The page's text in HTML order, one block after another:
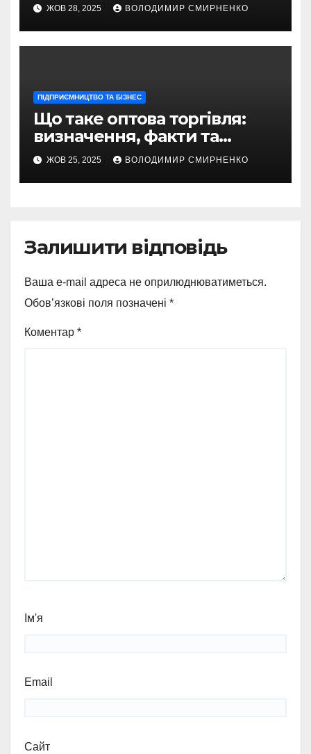
ЖОВ 28, 2025 ВОЛОДИМИР СМИРНЕНКО
ПІДПРИЄМНИЦТВО ТА БІЗНЕС
Що таке оптова торгівля:
визначення, факти та
нюанси
ЖОВ 25, 2025 ВОЛОДИМИР СМИРНЕНКО
Залишити відповідь
Ваша e-mail адреса не оприлюднюватиметься.
Обов’язкові поля позначені *
Коментар *
Ім'я
Email
Сайт